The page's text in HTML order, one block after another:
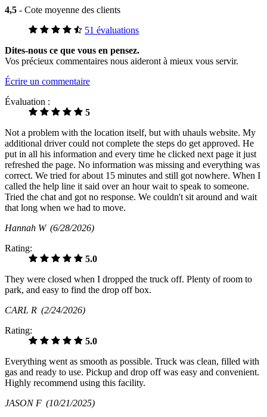
4,5 - Cote moyenne des clients
51 évaluations
Dites-nous ce que vous en pensez.
Vos précieux commentaires nous aideront à mieux vous servir.
Écrire un commentaire
Évaluation :
5
Not a problem with the location itself, but with uhauls website. My
additional driver could not complete the steps do get approved. He
put in all his information and every time he clicked next page it just
refreshed the page. No information was missing and everything was
correct. We tried for about 15 minutes and still got nowhere. When I
called the help line it said over an hour wait to speak to someone.
Tried the chat and got no response. We couldn't sit around and wait
that long when we had to move.
Hannah W (6/28/2026)
Rating:
5.0
They were closed when I dropped the truck off. Plenty of room to
park, and easy to find the drop off box.
CARL R (2/24/2026)
Rating:
5.0
Everything went as smooth as possible. Truck was clean, filled with
gas and ready to use. Pickup and drop off was easy and convenient.
Highly recommend using this facility.
JASON F (10/21/2025)